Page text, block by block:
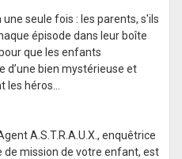
seule fois : les parents, s'ils
épisode dans leur boîte
que les enfants
d’une bien mystérieuse et
héros...
A.S.T.R.A.U.X., enquêtrice
de mission de votre enfant, est